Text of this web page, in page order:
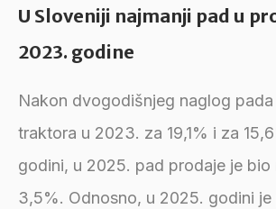
U Sloveniji najmanji pad u
2023. godine
Nakon dvogodišnjeg naglog
traktora u 2023. za 19,1% i za
godini, u 2025. pad prodaje je bio
3,5%. Odnosno, u 2025. godini